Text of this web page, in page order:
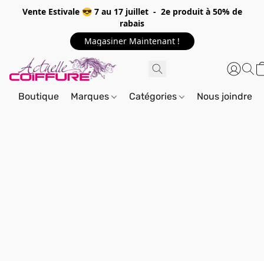
Vente Estivale 😎 7 au 17 juillet - 2e produit à 50% de
rabais
Magasiner Maintenant !
Boutique Marques Catégories Nous joindre